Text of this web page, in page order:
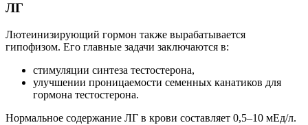
ЛГ
Лютеинизирующий гормон также вырабатывается
гипофизом. Его главные задачи заключаются в:
стимуляции синтеза тестостерона,
улучшении проницаемости семенных канатиков для
гормона тестостерона.
Нормальное содержание ЛГ в крови составляет 0,5–10 мЕд/л.